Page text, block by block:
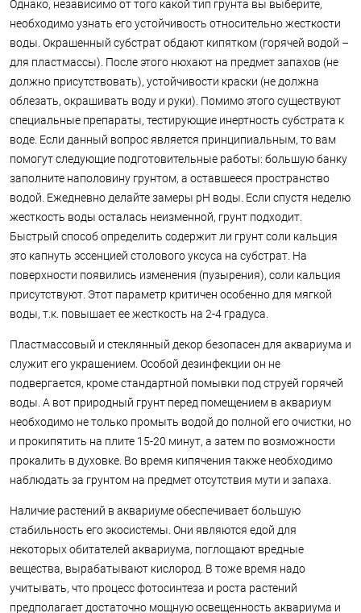
Однако, независимо от того какой тип грунта вы выберите,
необходимо узнать его устойчивость относительно жесткости
воды. Окрашенный субстрат обдают кипятком (горячей водой –
для пластмассы). После этого нюхают на предмет запахов (не
должно присутствовать), устойчивости краски (не должна
облезать, окрашивать воду и руки). Помимо этого существуют
специальные препараты, тестирующие инертность субстрата к
воде. Если данный вопрос является принципиальным, то вам
помогут следующие подготовительные работы: большую банку
заполните наполовину грунтом, а оставшееся пространство
водой. Ежедневно делайте замеры pH воды. Если спустя неделю
жесткость воды осталась неизменной, грунт подходит.
Быстрый способ определить содержит ли грунт соли кальция
это капнуть эссенцией столового уксуса на субстрат. На
поверхности появились изменения (пузырения), соли кальция
присутствуют. Этот параметр критичен особенно для мягкой
воды, т.к. повышает ее жесткость на 2-4 градуса.
Пластмассовый и стеклянный декор безопасен для аквариума и
служит его украшением. Особой дезинфекции он не
подвергается, кроме стандартной помывки под струей горячей
воды. А вот природный грунт перед помещением в аквариум
необходимо не только промыть водой до полной его очистки, но
и прокипятить на плите 15-20 минут, а затем по возможности
прокалить в духовке. Во время кипячения также необходимо
наблюдать за грунтом на предмет отсутствия мути и запаха.
Наличие растений в аквариуме обеспечивает большую
стабильность его экосистемы. Они являются едой для
некоторых обитателей аквариума, поглощают вредные
вещества, вырабатывают кислород. В тоже время надо
учитывать, что процесс фотосинтеза и роста растений
предполагает достаточно мощную освещенность аквариума и